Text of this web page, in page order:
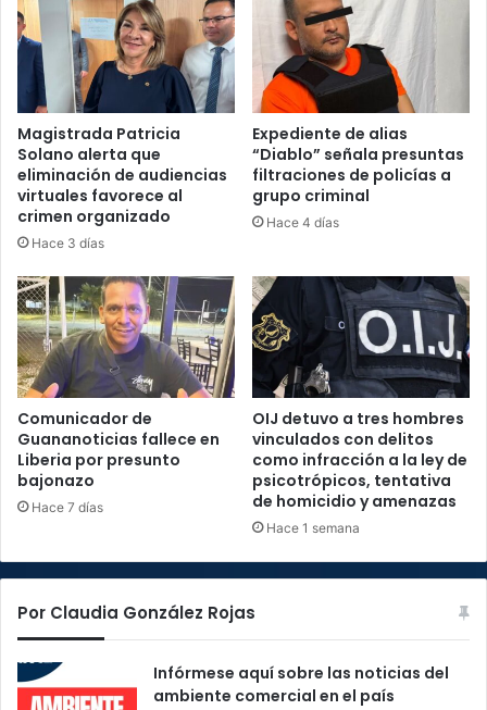
Magistrada Patricia
Solano alerta que
eliminación de audiencias
virtuales favorece al
crimen organizado
Hace 3 días
Expediente de alias
“Diablo” señala presuntas
filtraciones de policías a
grupo criminal
Hace 4 días
Comunicador de
Guananoticias fallece en
Liberia por presunto
bajonazo
Hace 7 días
OIJ detuvo a tres hombres
vinculados con delitos
como infracción a la ley de
psicotrópicos, tentativa
de homicidio y amenazas
Hace 1 semana
Por Claudia González Rojas
Infórmese aquí sobre las noticias del
ambiente comercial en el país